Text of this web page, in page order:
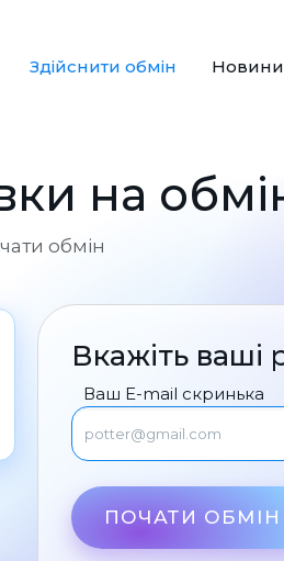
Здійснити обмін Новини
на
обмін
Вкажіть ваші
Ваш E-mail скринька
ПОЧАТИ ОБМІН